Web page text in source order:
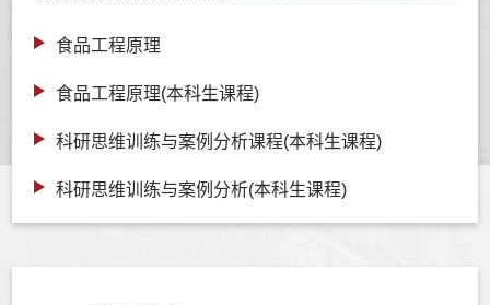
食品工程原理
食品工程原理(本科生课程)
科研思维训练与案例分析课程(本科生课程)
科研思维训练与案例分析(本科生课程)